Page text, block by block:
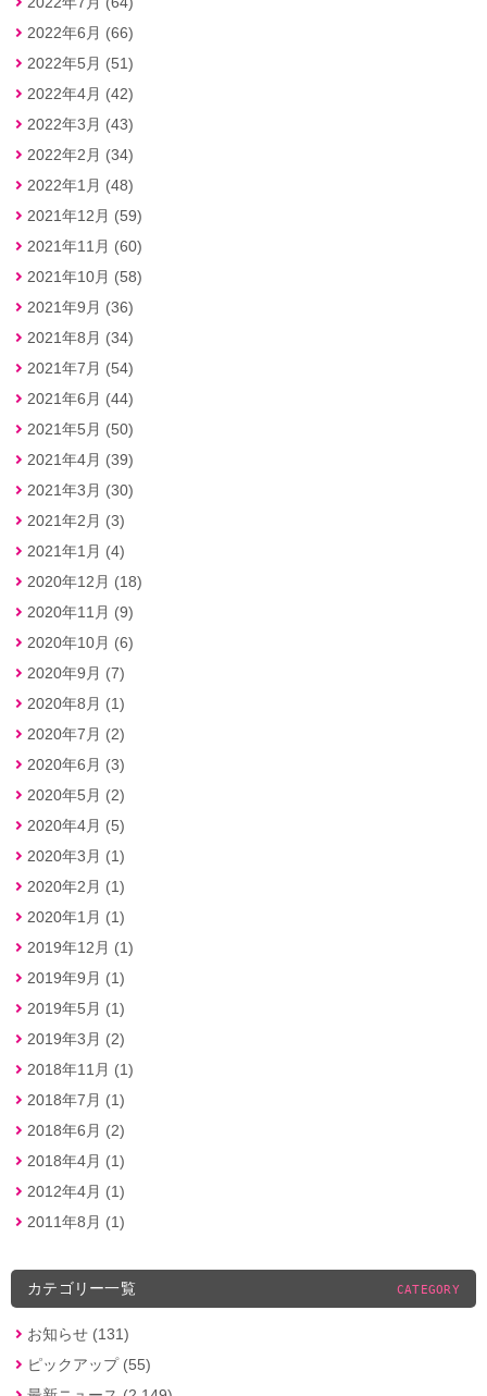
2022年6月 (66)
2022年5月 (51)
2022年4月 (42)
2022年3月 (43)
2022年2月 (34)
2022年1月 (48)
2021年12月 (59)
2021年11月 (60)
2021年10月 (58)
2021年9月 (36)
2021年8月 (34)
2021年7月 (54)
2021年6月 (44)
2021年5月 (50)
2021年4月 (39)
2021年3月 (30)
2021年2月 (3)
2021年1月 (4)
2020年12月 (18)
2020年11月 (9)
2020年10月 (6)
2020年9月 (7)
2020年8月 (1)
2020年7月 (2)
2020年6月 (3)
2020年5月 (2)
2020年4月 (5)
2020年3月 (1)
2020年2月 (1)
2020年1月 (1)
2019年12月 (1)
2019年9月 (1)
2019年5月 (1)
2019年3月 (2)
2018年11月 (1)
2018年7月 (1)
2018年6月 (2)
2018年4月 (1)
2012年4月 (1)
2011年8月 (1)
カテゴリー一覧 CATEGORY
お知らせ (131)
ピックアップ (55)